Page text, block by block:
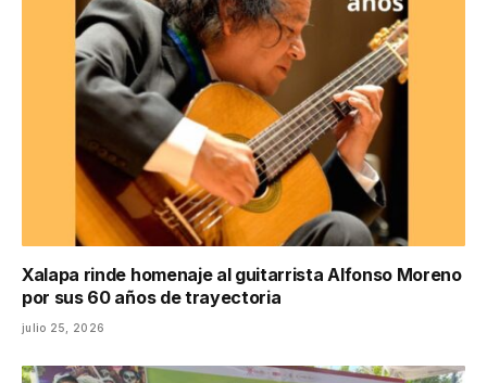
Xalapa rinde homenaje al guitarrista Alfonso Moreno
por sus 60 años de trayectoria
julio 25, 2026